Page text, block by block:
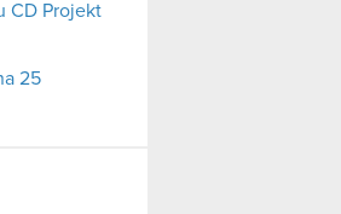
CD Projekt
25